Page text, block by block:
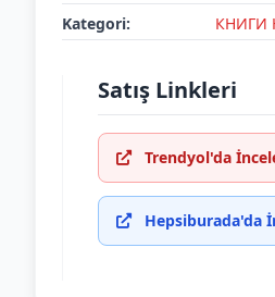
Kategori:
КНИГИ
Satış Linkleri
Trendyol'da
Hepsiburada'da